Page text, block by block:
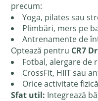
precum:
Yoga, pilates sau
Plimbări, mers pe
Antrenamente de
Optează pentru CR7
Fotbal, alergare de
CrossFit, HIIT sau
Orice activitate
Sfat util: Integrează